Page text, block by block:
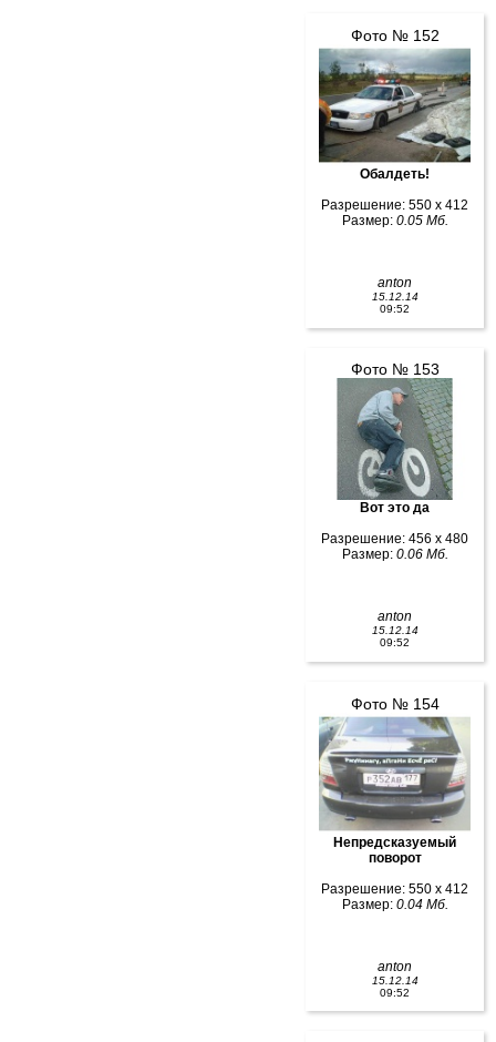
Фото № 152
Обалдеть!
Разрешение: 550 x 412
Размер: 0.05 Мб.
anton
15.12.14
09:52
Фото № 153
Вот это да
Разрешение: 456 x 480
Размер: 0.06 Мб.
anton
15.12.14
09:52
Фото № 154
Непредсказуемый
поворот
Разрешение: 550 x 412
Размер: 0.04 Мб.
anton
15.12.14
09:52